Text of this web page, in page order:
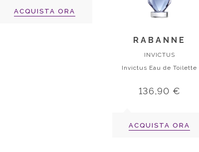
ACQUISTA ORA
RABANNE
INVICTUS
Invictus Eau de Toilette
136,90 €
ACQUISTA ORA